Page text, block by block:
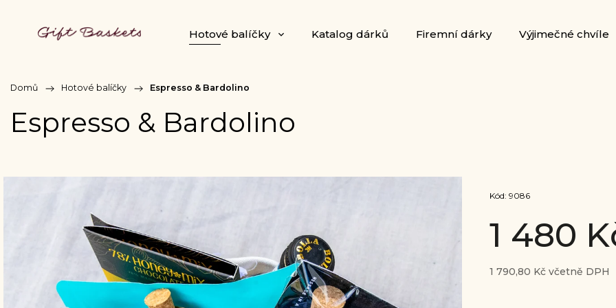
Hotové balíčky Katalog dárků Firemní dárky Výjimečné chvíle
Domů / Hotové balíčky / Espresso & Bardolino
Espresso & Bardolino
1 480
1 790,80 Kč včetně DPH
Kód: 9086